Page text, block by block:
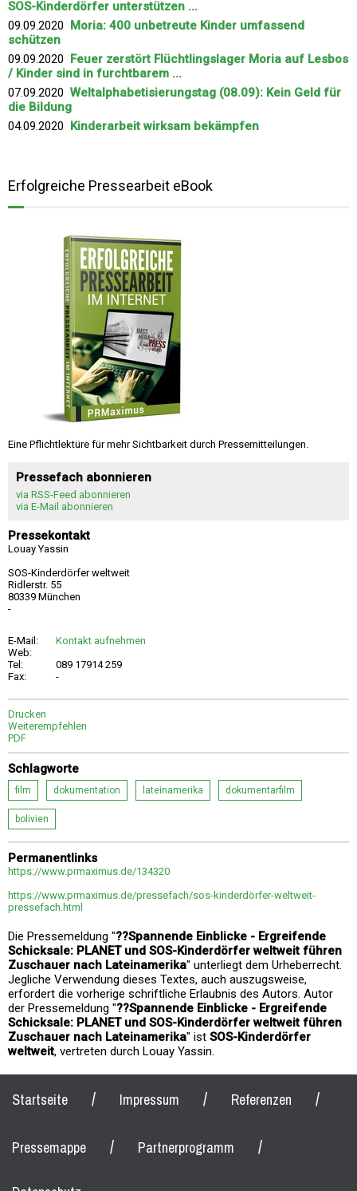
SOS-Kinderdörfer unterstützen ...
09.09.2020 Moria: 400 unbetreute Kinder umfassend
schützen
09.09.2020 Feuer zerstört Flüchtlingslager Moria auf Lesbos
/ Kinder sind in furchtbarem ...
07.09.2020 Weltalphabetisierungstag (08.09): Kein Geld für
die Bildung
04.09.2020 Kinderarbeit wirksam bekämpfen
Erfolgreiche Pressearbeit eBook
Eine Pflichtlektüre für mehr Sichtbarkeit durch Pressemitteilungen.
Pressefach abonnieren
via RSS-Feed abonnieren
via E-Mail abonnieren
Pressekontakt
Louay Yassin
SOS-Kinderdörfer weltweit
Ridlerstr. 55
80339 München
-
E-Mail:
Kontakt aufnehmen
Web:
Tel:
089 17914 259
Fax:
-
Drucken
Weiterempfehlen
PDF
Schlagworte
film dokumentation lateinamerika dokumentarfilm
bolivien
Permanentlinks
https://www.prmaximus.de/134320
https://www.prmaximus.de/pressefach/sos-kinderdörfer-weltweit-
pressefach.html
Die Pressemeldung "??Spannende Einblicke - Ergreifende
Schicksale: PLANET und SOS-Kinderdörfer weltweit führen
Zuschauer nach Lateinamerika" unterliegt dem Urheberrecht.
Jegliche Verwendung dieses Textes, auch auszugsweise,
erfordert die vorherige schriftliche Erlaubnis des Autors. Autor
der Pressemeldung "??Spannende Einblicke - Ergreifende
Schicksale: PLANET und SOS-Kinderdörfer weltweit führen
Zuschauer nach Lateinamerika" ist SOS-Kinderdörfer
weltweit, vertreten durch Louay Yassin.
Startseite / Impressum / Referenzen /
Pressemappe / Partnerprogramm /